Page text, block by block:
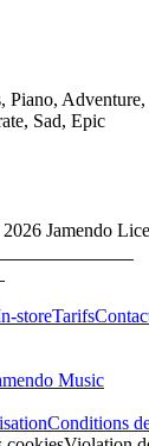
Piano, Adventure,
Sad, Epic
2026 Jamendo
storeTarifs
Music
Conditions